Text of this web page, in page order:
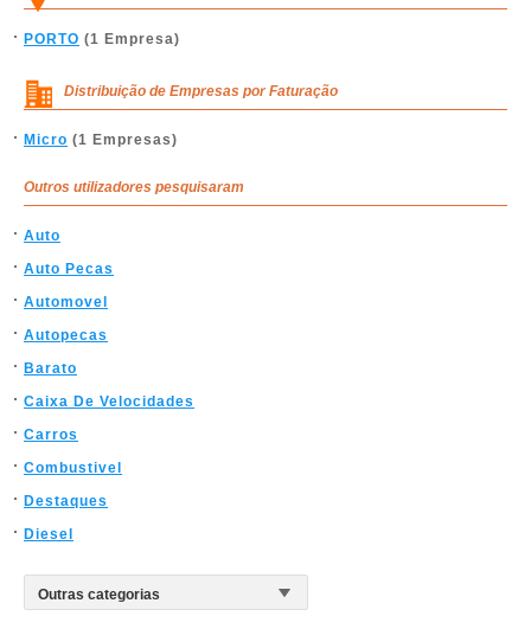
PORTO (1 Empresa)
Distribuição de Empresas por Faturação
Micro (1 Empresas)
Outros utilizadores pesquisaram
Auto
Auto Pecas
Automovel
Autopecas
Barato
Caixa De Velocidades
Carros
Combustivel
Destaques
Diesel